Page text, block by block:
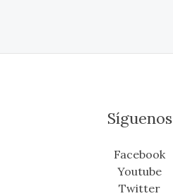
Síguenos
Facebook
Youtube
Twitter